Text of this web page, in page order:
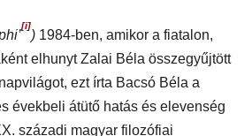
[i]
) 1984-ben, amikor a fiatalon,
elhunyt Zalai Béla összegyűjtött
ezt írta Bacsó Béla a
évekbeli átütő hatás és elevenség
századi magyar filozófiai